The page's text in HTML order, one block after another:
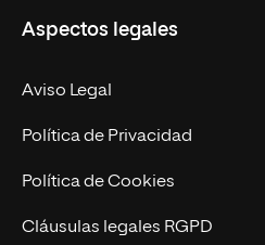
Empresa
MBA
Marketing y Comunicación
Ingeniería
Diseño
Nuestro Equipo
Contacto
Aspectos legales
Aviso Legal
Política de Privacidad
Política de Cookies
Cláusulas legales RGPD